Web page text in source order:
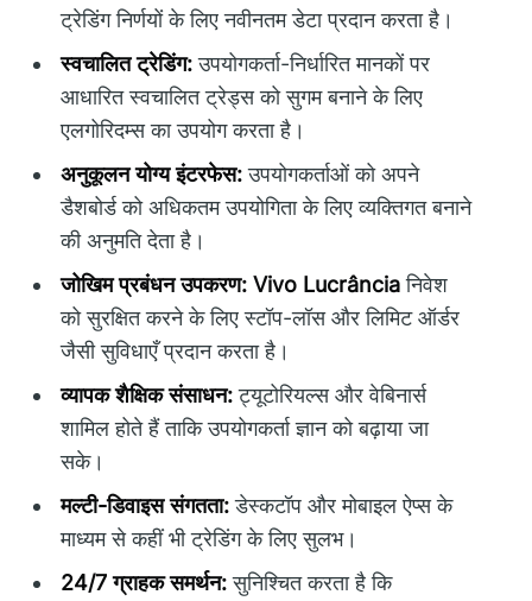
ट्रेडिंग निर्णयों के लिए नवीनतम डेटा प्रदान करता है।
स्वचालित ट्रेडिंग:उपयोगकर्ता-निर्धारित मानकों पर
आधारित स्वचालित ट्रेड्स को सुगम बनाने के लिए
एलगोरिदम्स का उपयोग करता है।
अनुकूलन योग्य इंटरफेस:उपयोगकर्ताओं को अपने
डैशबोर्ड को अधिकतम उपयोगिता के लिए व्यक्तिगत बनाने
की अनुमति देता है।
जोखिम प्रबंधन उपकरण: Vivo Lucrânciaनिवेश
को सुरक्षित करने के लिए स्टॉप-लॉस और लिमिट ऑर्डर
जैसी सुविधाएँ प्रदान करता है।
व्यापक शैक्षिक संसाधन:ट्यूटोरियल्स और वेबिनार्स
शामिल होते हैं ताकि उपयोगकर्ता ज्ञान को बढ़ाया जा
सके।
मल्टी-डिवाइस संगतता:डेस्कटॉप और मोबाइल ऐप्स के
माध्यम से कहीं भी ट्रेडिंग के लिए सुलभ।
24/7 ग्राहक समर्थन:सुनिश्चित करता है कि